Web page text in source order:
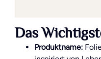
Das
Produktname: